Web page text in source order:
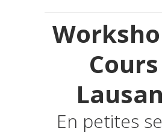
En petites